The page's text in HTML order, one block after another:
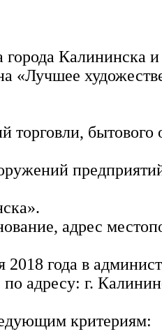
Калининска и
«Лучшее
торговли,
адрес
2018 года в
адресу: г.
критериям: